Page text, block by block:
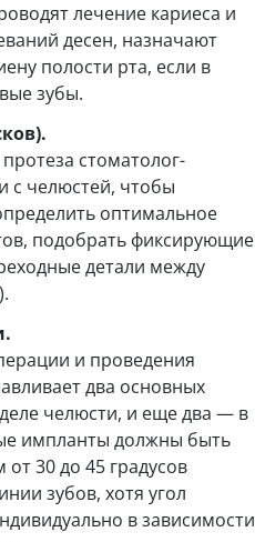
лечение кариеса и
десен, назначают
полости рта, если в
зубы.
стоматолог-
с челюстей, чтобы
оптимальное
подобрать фиксирующие
детали между
и проведения
два основных
челюсти, и еще два — в
импланты должны быть
30 до 45 градусов
зубов, хотя угол
в зависимости